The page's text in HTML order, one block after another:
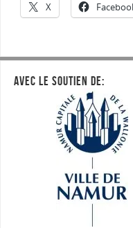
X
AVEC LE SOUTIEN DE: